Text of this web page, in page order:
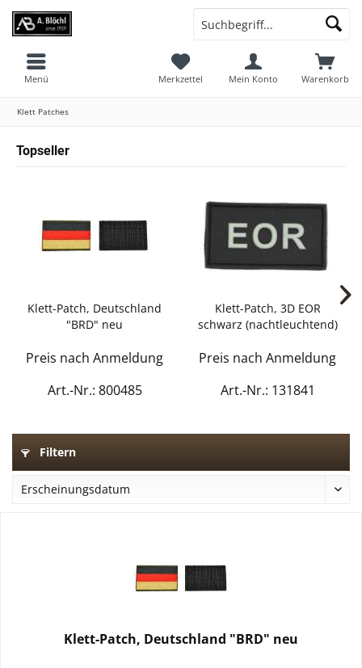
Warenkorb
Merkzettel Mein Konto
Menü
Klett Patches
Topseller
Klett-Patch, Deutschland
"BRD" neu
Preis nach Anmeldung
Art.-Nr.: 800485
Klett-Patch, 3D EOR
schwarz (nachtleuchtend)
Preis nach Anmeldung
Art.-Nr.: 131841
Filtern
Klett-Patch, Deutschland "BRD" neu